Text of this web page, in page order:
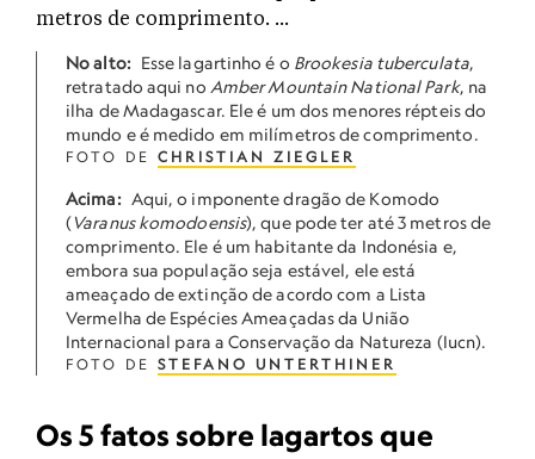
No alto: Esse lagartinho é o Brookesia tuberculata,
retratado aqui no Amber Mountain National Park, na
ilha de Madagascar. Ele é um dos menores répteis do
mundo e é medido em milímetros de comprimento.
FOTO DE CHRISTIAN ZIEGLER
Acima: Aqui, o imponente dragão de Komodo
(Varanus komodoensis), que pode ter até 3 metros de
comprimento. Ele é um habitante da Indonésia e,
embora sua população seja estável, ele está
ameaçado de extinção de acordo com a Lista
Vermelha de Espécies Ameaçadas da União
Internacional para a Conservação da Natureza (Iucn).
FOTO DE STEFANO UNTERTHINER
Os 5 fatos sobre lagartos que